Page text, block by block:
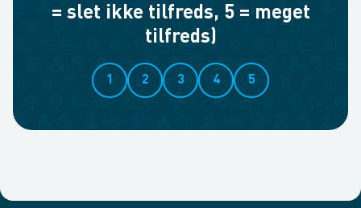
= slet ikke tilfreds, 5 = meget
tilfreds)
1 2 3 4 5